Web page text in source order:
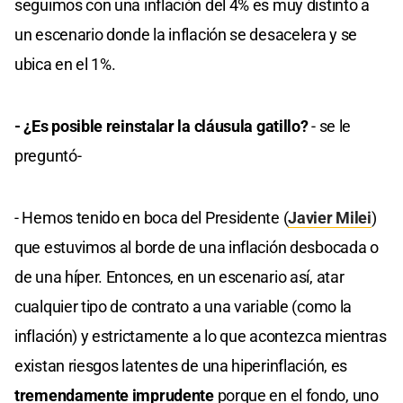
seguimos con una inflación del 4% es muy distinto a
un escenario donde la inflación se desacelera y se
ubica en el 1%.
- ¿Es posible reinstalar la cláusula gatillo?- se le
preguntó-
- Hemos tenido en boca del Presidente (Javier Milei)
que estuvimos al borde de una inflación desbocada o
de una híper. Entonces, en un escenario así, atar
cualquier tipo de contrato a una variable (como la
inflación) y estrictamente a lo que acontezca mientras
existan riesgos latentes de una hiperinflación, es
tremendamente imprudenteporque en el fondo, uno